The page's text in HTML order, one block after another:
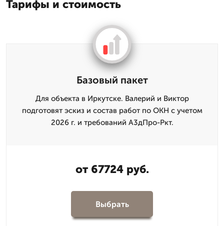
Тарифы и стоимость
Базовый пакет
Для объекта в Иркутске. Валерий и Виктор
подготовят эскиз и состав работ по ОКН с учетом
2026 г. и требований А3дПро-Ркт.
от 67724 руб.
Выбрать